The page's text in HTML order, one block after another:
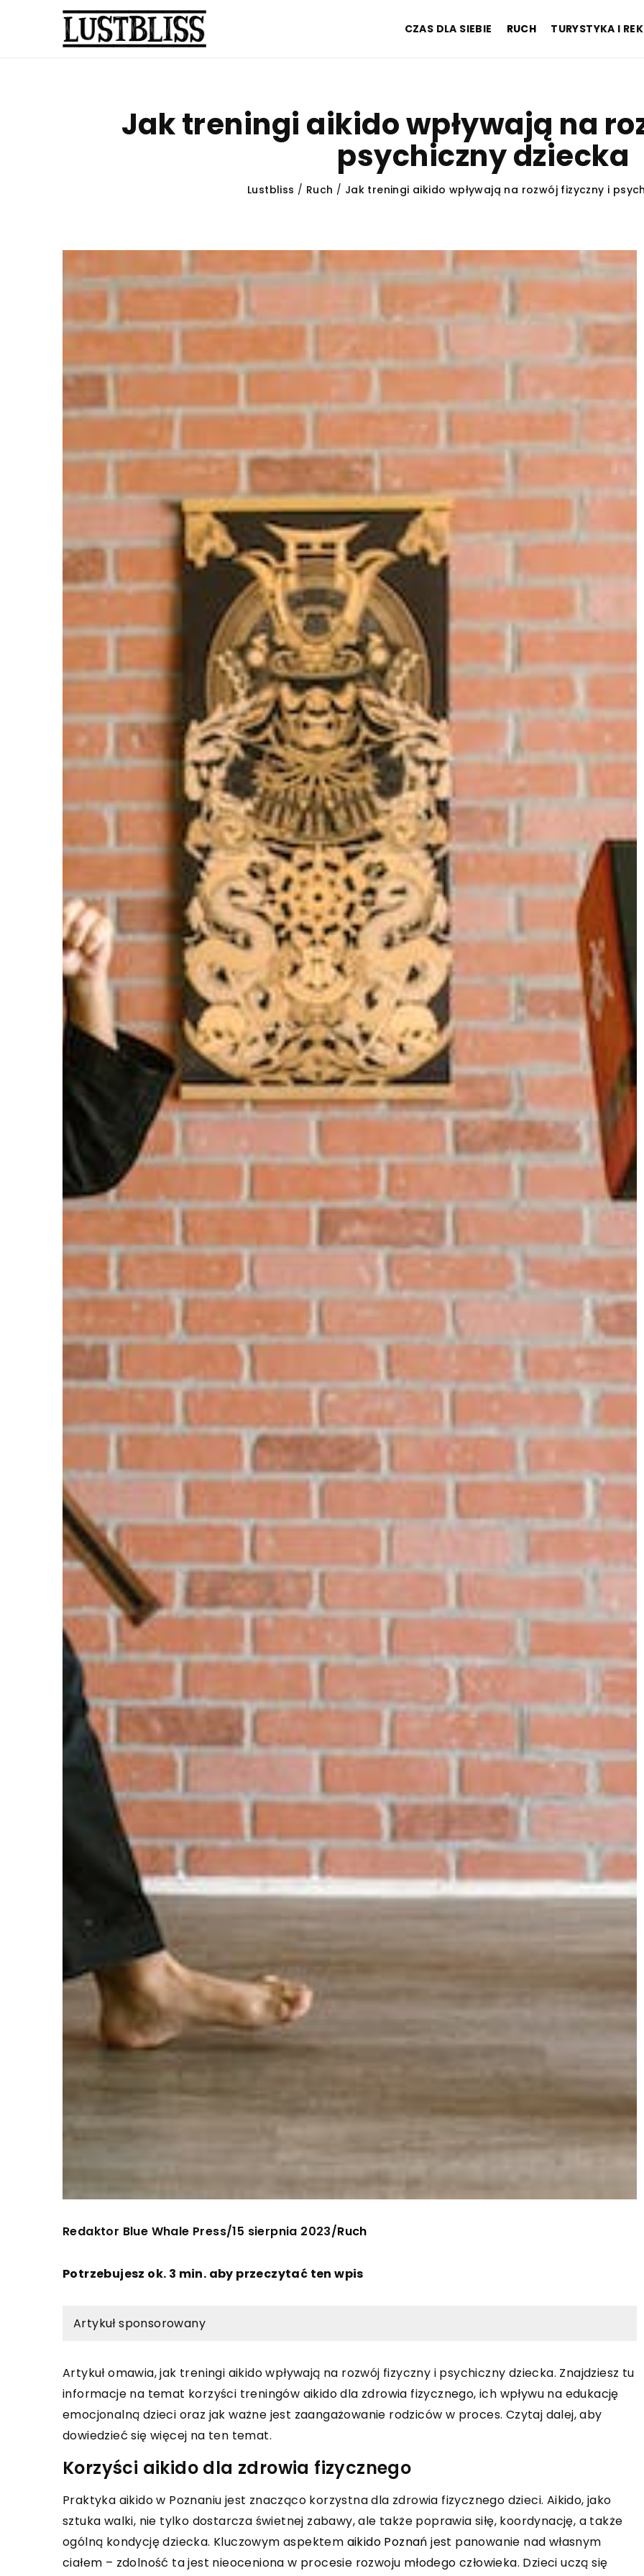
CZAS DLA SIEBIE RUCH TURYSTYKA I
Jak treningi aikido wpływają na
psychiczny dziecka
Lustbliss / Ruch / Jak treningi aikido wpływają na rozwój fizyczny i
Redaktor Blue Whale Press/15 sierpnia 2023/Ruch
Potrzebujesz ok. 3 min. aby przeczytać ten wpis
Artykuł sponsorowany
Artykuł omawia, jak treningi aikido wpływają na rozwój fizyczny i psychiczny dziecka. Znajdziesz tu
informacje na temat korzyści treningów aikido dla zdrowia fizycznego, ich wpływu na edukację
emocjonalną dzieci oraz jak ważne jest zaangażowanie rodziców w proces. Czytaj dalej, aby
dowiedzieć się więcej na ten temat.
Korzyści aikido dla zdrowia fizycznego
Praktyka aikido w Poznaniu jest znacząco korzystna dla zdrowia fizycznego dzieci. Aikido, jako
sztuka walki, nie tylko dostarcza świetnej zabawy, ale także poprawia siłę, koordynację, a także
ogólną kondycję dziecka. Kluczowym aspektem aikido Poznań jest panowanie nad własnym
ciałem – zdolność ta jest nieoceniona w procesie rozwoju młodego człowieka. Dzieci uczą się